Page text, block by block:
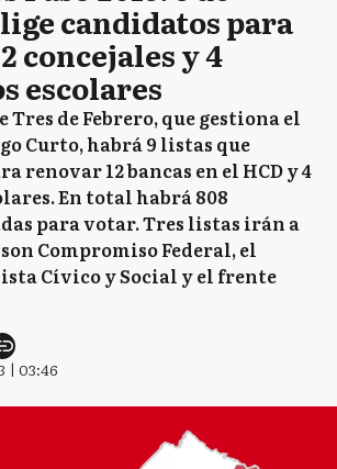
candidatos para
concejales y 4
escolares
Tres de Febrero, que gestiona el
Curto, habrá 9 listas que
renovar 12 bancas en el HCD y 4
En total habrá 808
para votar. Tres listas irán a
Compromiso Federal, el
Cívico y Social y el frente
| 03:46